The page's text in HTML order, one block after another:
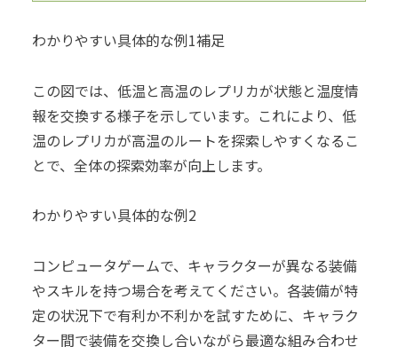
わかりやすい具体的な例1補足
この図では、低温と高温のレプリカが状態と温度情
報を交換する様子を示しています。これにより、低
温のレプリカが高温のルートを探索しやすくなるこ
とで、全体の探索効率が向上します。
わかりやすい具体的な例2
コンピュータゲームで、キャラクターが異なる装備
やスキルを持つ場合を考えてください。各装備が特
定の状況下で有利か不利かを試すために、キャラク
ター間で装備を交換し合いながら最適な組み合わせ